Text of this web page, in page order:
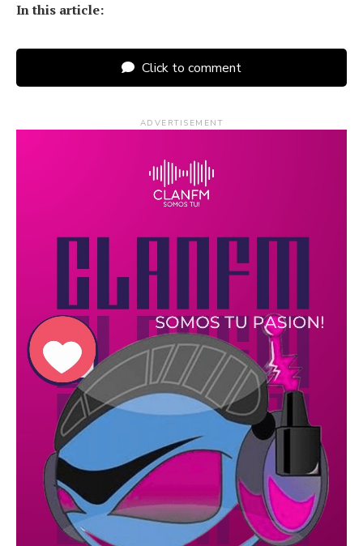
In this article:
Click to comment
ADVERTISEMENT